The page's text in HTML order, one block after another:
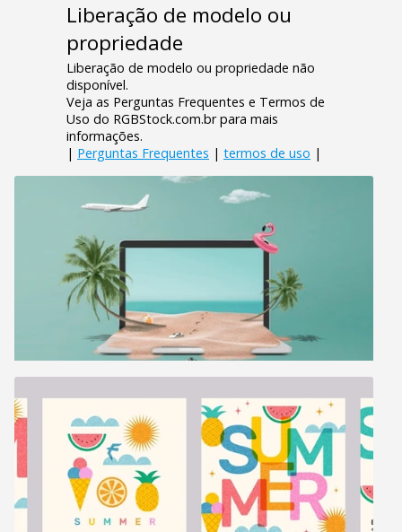
Liberação de modelo ou
propriedade
Liberação de modelo ou propriedade não
disponível.
Veja as Perguntas Frequentes e Termos de
Uso do RGBStock.com.br para mais
informações.
| Perguntas Frequentes | termos de uso |